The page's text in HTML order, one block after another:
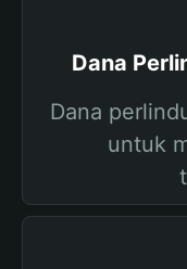
Dana
Dana
untuk